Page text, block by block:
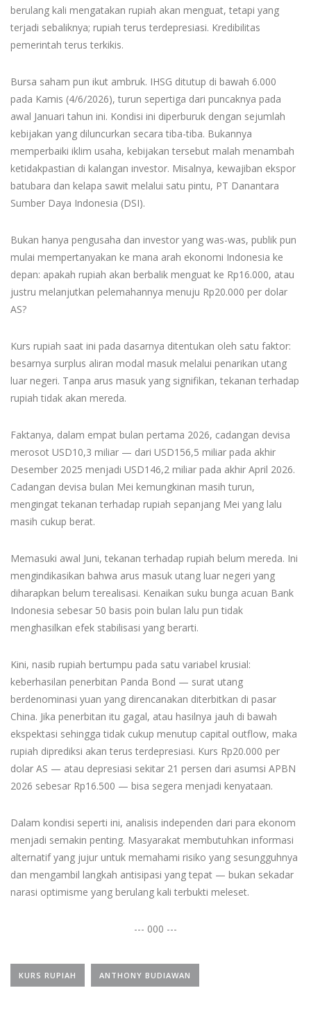
berulang kali mengatakan rupiah akan menguat, tetapi yang
terjadi sebaliknya; rupiah terus terdepresiasi. Kredibilitas
pemerintah terus terkikis.
Bursa saham pun ikut ambruk. IHSG ditutup di bawah 6.000
pada Kamis (4/6/2026), turun sepertiga dari puncaknya pada
awal Januari tahun ini. Kondisi ini diperburuk dengan sejumlah
kebijakan yang diluncurkan secara tiba-tiba. Bukannya
memperbaiki iklim usaha, kebijakan tersebut malah menambah
ketidakpastian di kalangan investor. Misalnya, kewajiban ekspor
batubara dan kelapa sawit melalui satu pintu, PT Danantara
Sumber Daya Indonesia (DSI).
Bukan hanya pengusaha dan investor yang was-was, publik pun
mulai mempertanyakan ke mana arah ekonomi Indonesia ke
depan: apakah rupiah akan berbalik menguat ke Rp16.000, atau
justru melanjutkan pelemahannya menuju Rp20.000 per dolar
AS?
Kurs rupiah saat ini pada dasarnya ditentukan oleh satu faktor:
besarnya surplus aliran modal masuk melalui penarikan utang
luar negeri. Tanpa arus masuk yang signifikan, tekanan terhadap
rupiah tidak akan mereda.
Faktanya, dalam empat bulan pertama 2026, cadangan devisa
merosot USD10,3 miliar — dari USD156,5 miliar pada akhir
Desember 2025 menjadi USD146,2 miliar pada akhir April 2026.
Cadangan devisa bulan Mei kemungkinan masih turun,
mengingat tekanan terhadap rupiah sepanjang Mei yang lalu
masih cukup berat.
Memasuki awal Juni, tekanan terhadap rupiah belum mereda. Ini
mengindikasikan bahwa arus masuk utang luar negeri yang
diharapkan belum terealisasi. Kenaikan suku bunga acuan Bank
Indonesia sebesar 50 basis poin bulan lalu pun tidak
menghasilkan efek stabilisasi yang berarti.
Kini, nasib rupiah bertumpu pada satu variabel krusial:
keberhasilan penerbitan Panda Bond — surat utang
berdenominasi yuan yang direncanakan diterbitkan di pasar
China. Jika penerbitan itu gagal, atau hasilnya jauh di bawah
ekspektasi sehingga tidak cukup menutup capital outflow, maka
rupiah diprediksi akan terus terdepresiasi. Kurs Rp20.000 per
dolar AS — atau depresiasi sekitar 21 persen dari asumsi APBN
2026 sebesar Rp16.500 — bisa segera menjadi kenyataan.
Dalam kondisi seperti ini, analisis independen dari para ekonom
menjadi semakin penting. Masyarakat membutuhkan informasi
alternatif yang jujur untuk memahami risiko yang sesungguhnya
dan mengambil langkah antisipasi yang tepat — bukan sekadar
narasi optimisme yang berulang kali terbukti meleset.
--- 000 ---
KURS RUPIAH ANTHONY BUDIAWAN